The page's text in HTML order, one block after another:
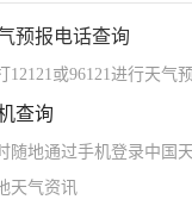
预报电话查询
12121或96121进行天气
查询
随地通过手机登录中国
天气资讯